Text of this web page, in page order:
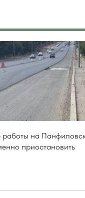
на
приостановить